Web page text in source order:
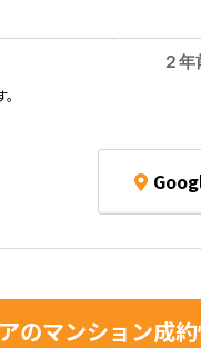
２年
のマンション成